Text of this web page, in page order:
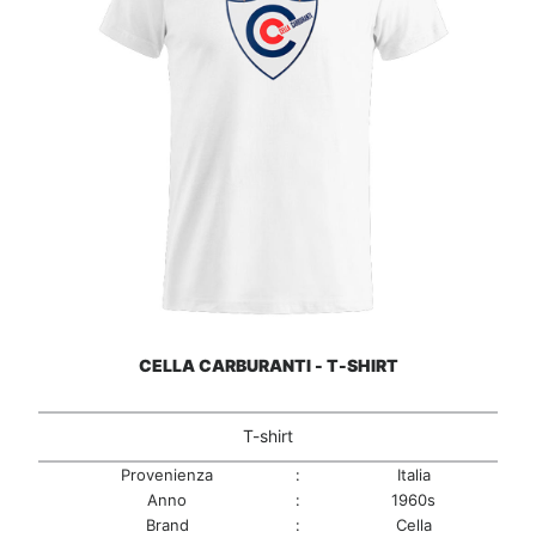
CELLA CARBURANTI - T-SHIRT
T-shirt
Provenienza :
Italia
Anno
:
1960s
Brand
: Cella